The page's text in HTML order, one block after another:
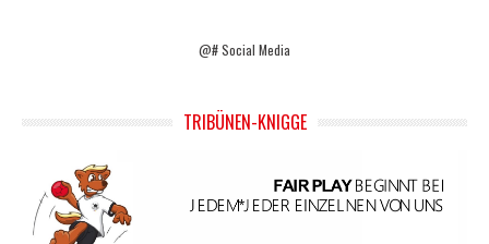
@# Social Media
TRIBÜNEN-KNIGGE